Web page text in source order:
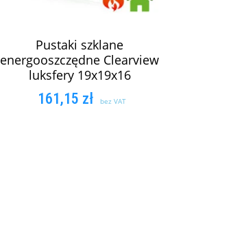
Pustaki szklane
energooszczędne Clearview
luksfery 19x19x16
161,15 zł bez VAT